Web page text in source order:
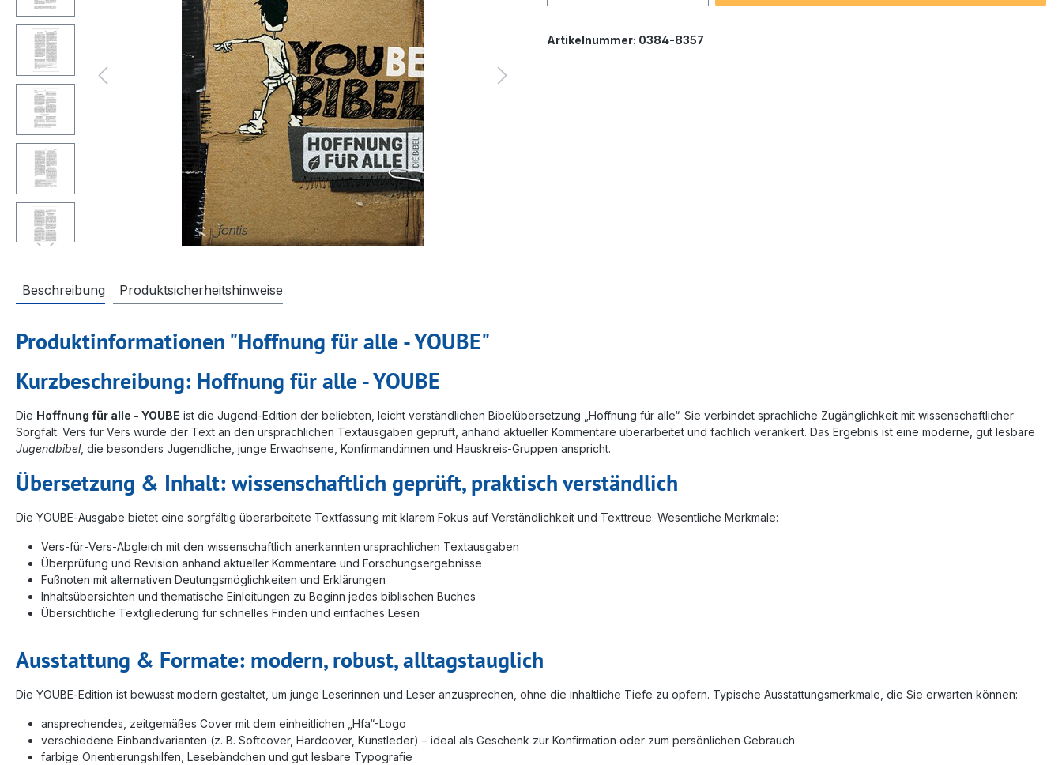
Artikelnummer: 0384-8357
Beschreibung Produktsicherheitshinweise
Produktinformationen "Hoffnung für alle - YOUBE"
Kurzbeschreibung: Hoffnung für alle - YOUBE
Die Hoffnung für alle - YOUBE ist die Jugend-Edition der beliebten, leicht verständlichen Bibelübersetzung „Hoffnung für alle“. Sie verbindet sprachliche Zugänglichkeit mit wissenschaftlicher
Sorgfalt: Vers für Vers wurde der Text an den ursprachlichen Textausgaben geprüft, anhand aktueller Kommentare überarbeitet und fachlich verankert. Das Ergebnis ist eine moderne, gut lesbare
Jugendbibel, die besonders Jugendliche, junge Erwachsene, Konfirmand:innen und Hauskreis-Gruppen anspricht.
Übersetzung & Inhalt: wissenschaftlich geprüft, praktisch verständlich
Die YOUBE‑Ausgabe bietet eine sorgfältig überarbeitete Textfassung mit klarem Fokus auf Verständlichkeit und Texttreue. Wesentliche Merkmale:
Vers‑für‑Vers‑Abgleich mit den wissenschaftlich anerkannten ursprachlichen Textausgaben
Überprüfung und Revision anhand aktueller Kommentare und Forschungsergebnisse
Fußnoten mit alternativen Deutungsmöglichkeiten und Erklärungen
Inhaltsübersichten und thematische Einleitungen zu Beginn jedes biblischen Buches
Übersichtliche Textgliederung für schnelles Finden und einfaches Lesen
Ausstattung & Formate: modern, robust, alltagstauglich
Die YOUBE‑Edition ist bewusst modern gestaltet, um junge Leserinnen und Leser anzusprechen, ohne die inhaltliche Tiefe zu opfern. Typische Ausstattungsmerkmale, die Sie erwarten können:
ansprechendes, zeitgemäßes Cover mit dem einheitlichen „Hfa“-Logo
verschiedene Einbandvarianten (z. B. Softcover, Hardcover, Kunstleder) – ideal als Geschenk zur Konfirmation oder zum persönlichen Gebrauch
farbige Orientierungshilfen, Lesebändchen und gut lesbare Typografie